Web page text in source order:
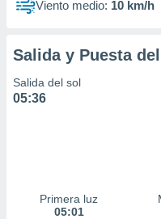
Viento medio: 10 km/h
Salida y Puesta del
Salida del sol
05:36
Primera luz
05:01